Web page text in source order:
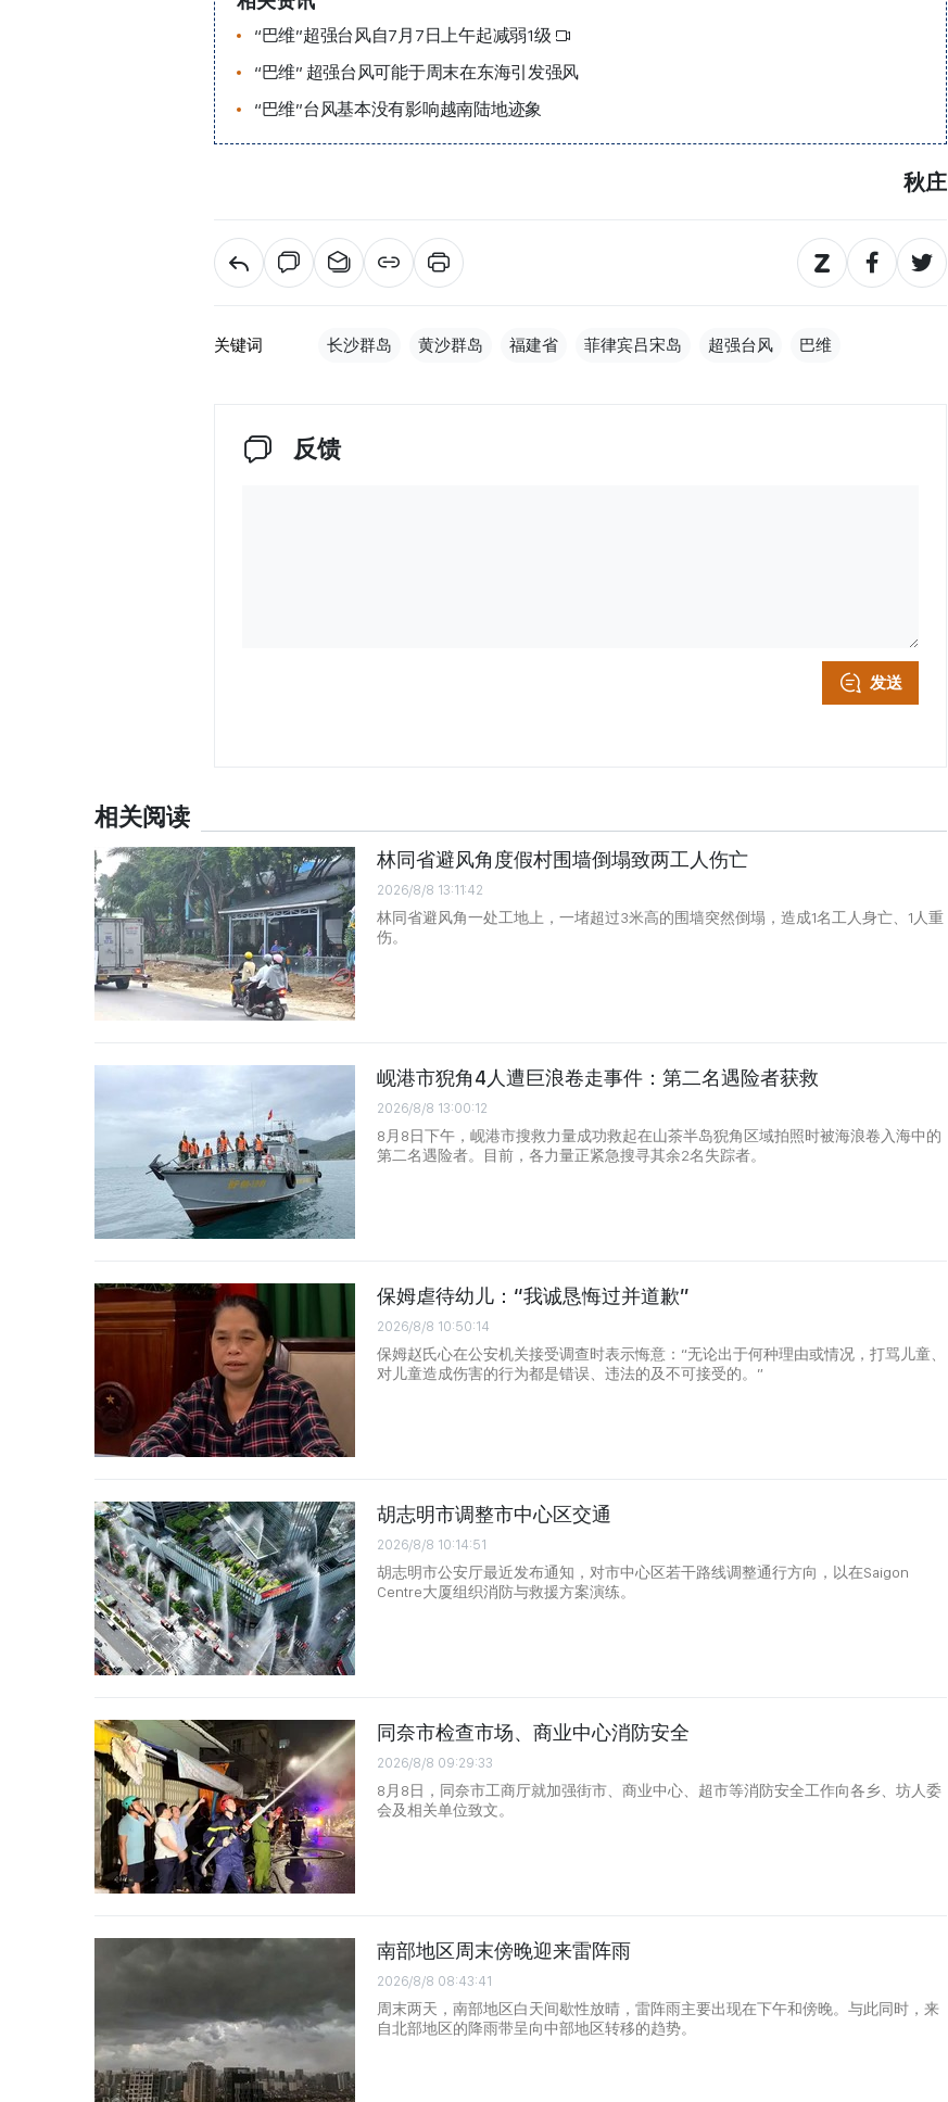
“巴维”超强台风自7月7日上午起减弱1级
“巴维” 超强台风可能于周末在东海引发强风
“巴维”台风基本没有影响越南陆地迹象
秋庄
关键词 长沙群岛 黄沙群岛 福建省 菲律宾吕宋岛 超强台风 巴维
反馈
发送
相关阅读
林同省避风角度假村围墙倒塌致两工人伤亡
2026/8/8 13:11:42
林同省避风角一处工地上，一堵超过3米高的围墙突然倒塌，造成1名工人身亡、1人重
伤。
岘港市猊角4人遭巨浪卷走事件：第二名遇险者获救
2026/8/8 13:00:12
8月8日下午，岘港市搜救力量成功救起在山茶半岛猊角区域拍照时被海浪卷入海中的
第二名遇险者。目前，各力量正紧急搜寻其余2名失踪者。
保姆虐待幼儿：“我诚恳悔过并道歉”
2026/8/8 10:50:14
保姆赵氏心在公安机关接受调查时表示悔意：“无论出于何种理由或情况，打骂儿童、
对儿童造成伤害的行为都是错误、违法的及不可接受的。”
胡志明市调整市中心区交通
2026/8/8 10:14:51
胡志明市公安厅最近发布通知，对市中心区若干路线调整通行方向，以在Saigon
Centre大厦组织消防与救援方案演练。
同奈市检查市场、商业中心消防安全
2026/8/8 09:29:33
8月8日，同奈市工商厅就加强街市、商业中心、超市等消防安全工作向各乡、坊人委
会及相关单位致文。
南部地区周末傍晚迎来雷阵雨
2026/8/8 08:43:41
周末两天，南部地区白天间歇性放晴，雷阵雨主要出现在下午和傍晚。与此同时，来
自北部地区的降雨带呈向中部地区转移的趋势。